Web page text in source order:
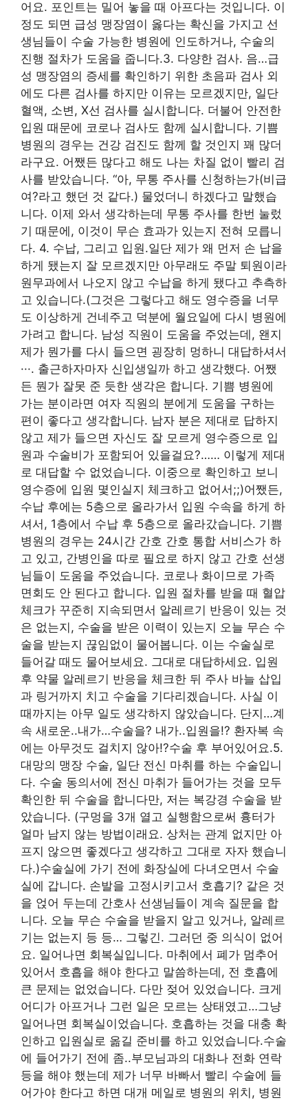
어요. 포인트는 밀어 놓을 때 아프다는 것입니다. 이
정도 되면 급성 맹장염이 옳다는 확신을 가지고 선
생님들이 수술 가능한 병원에 인도하거나, 수술의
진행 절차가 도움을 줍니다.3. 다양한 검사. 음…급
성 맹장염의 증세를 확인하기 위한 초음파 검사 외
에도 다른 검사를 하지만 이유는 모르겠지만, 일단
혈액, 소변, X선 검사를 실시합니다. 더불어 안전한
입원 때문에 코로나 검사도 함께 실시합니다. 기쁨
병원의 경우는 건강 검진도 함께 할 것인지 꽤 많더
라구요. 어쨌든 많다고 해도 나는 차질 없이 빨리 검
사를 받았습니다. “아, 무통 주사를 신청하는가(비급
여?라고 했던 것 같다.) 물었더니 하겠다고 말했습
니다. 이제 와서 생각하는데 무통 주사를 한번 눌렀
기 때문에, 이것이 무슨 효과가 있는지 전혀 모릅니
다. 4. 수납, 그리고 입원.일단 제가 왜 먼저 손 납을
하게 됐는지 잘 모르겠지만 아무래도 주말 퇴원이라
원무과에서 나오지 않고 수납을 하게 됐다고 추측하
고 있습니다.(그것은 그렇다고 해도 영수증을 너무
도 이상하게 건네주고 덕분에 월요일에 다시 병원에
가려고 합니다. 남성 직원이 도움을 주었는데, 왠지
제가 뭔가를 다시 들으면 굉장히 멍하니 대답하셔서
···. 출근하자마자 신입생일까 하고 생각했다. 어쨌
든 뭔가 잘못 준 듯한 생각은 합니다. 기쁨 병원에
가는 분이라면 여자 직원의 분에게 도움을 구하는
편이 좋다고 생각합니다. 남자 분은 제대로 답하지
않고 제가 들으면 자신도 잘 모르게 영수증으로 입
원과 수술비가 포함되어 있을걸요?…… 이렇게 제대
로 대답할 수 없었습니다. 이중으로 확인하고 보니
영수증에 입원 몇인실지 체크하고 없어서;;)어쨌든,
수납 후에는 5층으로 올라가서 입원 수속을 하게 하
셔서, 1층에서 수납 후 5층으로 올라갔습니다. 기쁨
병원의 경우는 24시간 간호 간호 통합 서비스가 하
고 있고, 간병인을 따로 필요로 하지 않고 간호 선생
님들이 도움을 주었습니다. 코로나 화이므로 가족
면회도 안 된다고 합니다. 입원 절차를 받을 때 혈압
체크가 꾸준히 지속되면서 알레르기 반응이 있는 것
은 없는지, 수술을 받은 이력이 있는지 오늘 무슨 수
술을 받는지 끊임없이 물어봅니다. 이는 수술실로
들어갈 때도 물어보세요. 그대로 대답하세요. 입원
후 약물 알레르기 반응을 체크한 뒤 주사 바늘 삽입
과 링거까지 치고 수술을 기다리겠습니다. 사실 이
때까지는 아무 일도 생각하지 않았습니다. 단지…계
속 새로운..내가…수술을? 내가..입원을!? 환자복 속
에는 아무것도 걸치지 않아!?수술 후 부어있어요.5.
대망의 맹장 수술, 일단 전신 마취를 하는 수술입니
다. 수술 동의서에 전신 마취가 들어가는 것을 모두
확인한 뒤 수술을 합니다만, 저는 복강경 수술을 받
았습니다. (구멍을 3개 열고 실행함으로써 흉터가
얼마 남지 않는 방법이래요. 상처는 관계 없지만 아
프지 않으면 좋겠다고 생각하고 그대로 자자 했습니
다.)수술실에 가기 전에 화장실에 다녀오면서 수술
실에 갑니다. 손발을 고정시키고서 호흡기? 같은 것
을 얹어 두는데 간호사 선생님들이 계속 질문을 합
니다. 오늘 무슨 수술을 받을지 알고 있거나, 알레르
기는 없는지 등 등… 그렇긴. 그러던 중 의식이 없어
요. 일어나면 회복실입니다. 마취에서 폐가 멈추어
있어서 호흡을 해야 한다고 말씀하는데, 전 호흡에
큰 문제는 없었습니다. 다만 젖어 있었습니다. 크게
어디가 아프거나 그런 일은 모르는 상태였고…그냥
일어나면 회복실이었습니다. 호흡하는 것을 대충 확
인하고 입원실로 옮길 준비를 하고 있었습니다.수술
에 들어가기 전에 좀..부모님과의 대화나 전화 연락
등을 해야 했는데 제가 너무 바빠서 빨리 수술에 들
어가야 한다고 하면 대개 메일로 병원의 위치, 병원